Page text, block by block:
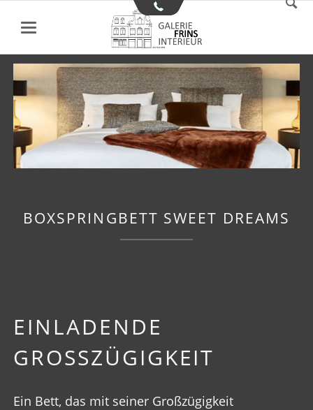
BOXSPRINGBETT SWEET DREAMS
EINLADENDE
GROSSZÜGIGKEIT
Ein Bett, das mit seiner Großzügigkeit